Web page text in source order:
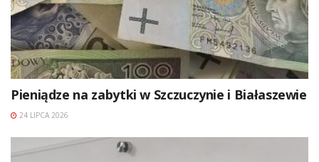
Pieniądze na zabytki w Szczuczynie i Białaszewie
24 LIPCA 2026